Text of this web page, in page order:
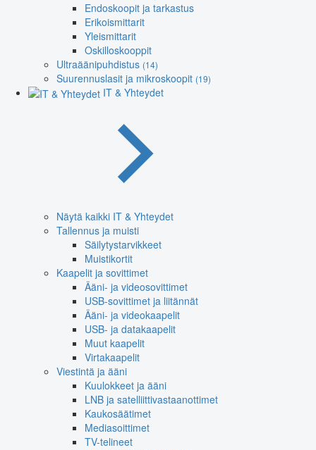
Endoskoopit ja tarkastus
Erikoismittarit
Yleismittarit
Oskilloskooppit
Ultraäänipuhdistus (14)
Suurennuslasit ja mikroskoopit (19)
IT & Yhteydet
Näytä kaikki IT & Yhteydet
Tallennus ja muisti
Säilytystarvikkeet
Muistikortit
Kaapelit ja sovittimet
Ääni- ja videosovittimet
USB-sovittimet ja liitännät
Ääni- ja videokaapelit
USB- ja datakaapelit
Muut kaapelit
Virtakaapelit
Viestintä ja ääni
Kuulokkeet ja ääni
LNB ja satelliittivastaanottimet
Kaukosäätimet
Mediasoittimet
TV-telineet